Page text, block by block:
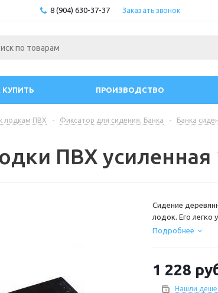
8 (904) 630-37-37 Заказать звонок
КУПИТЬ ПРОИЗВОДСТВО
лодкам ПВХ - Фиксатор для сидения, Банка - Банка
ПВХ усиленная
Сидение
лодок. Его легко
рационально
Подробнее
1 228
Нашли